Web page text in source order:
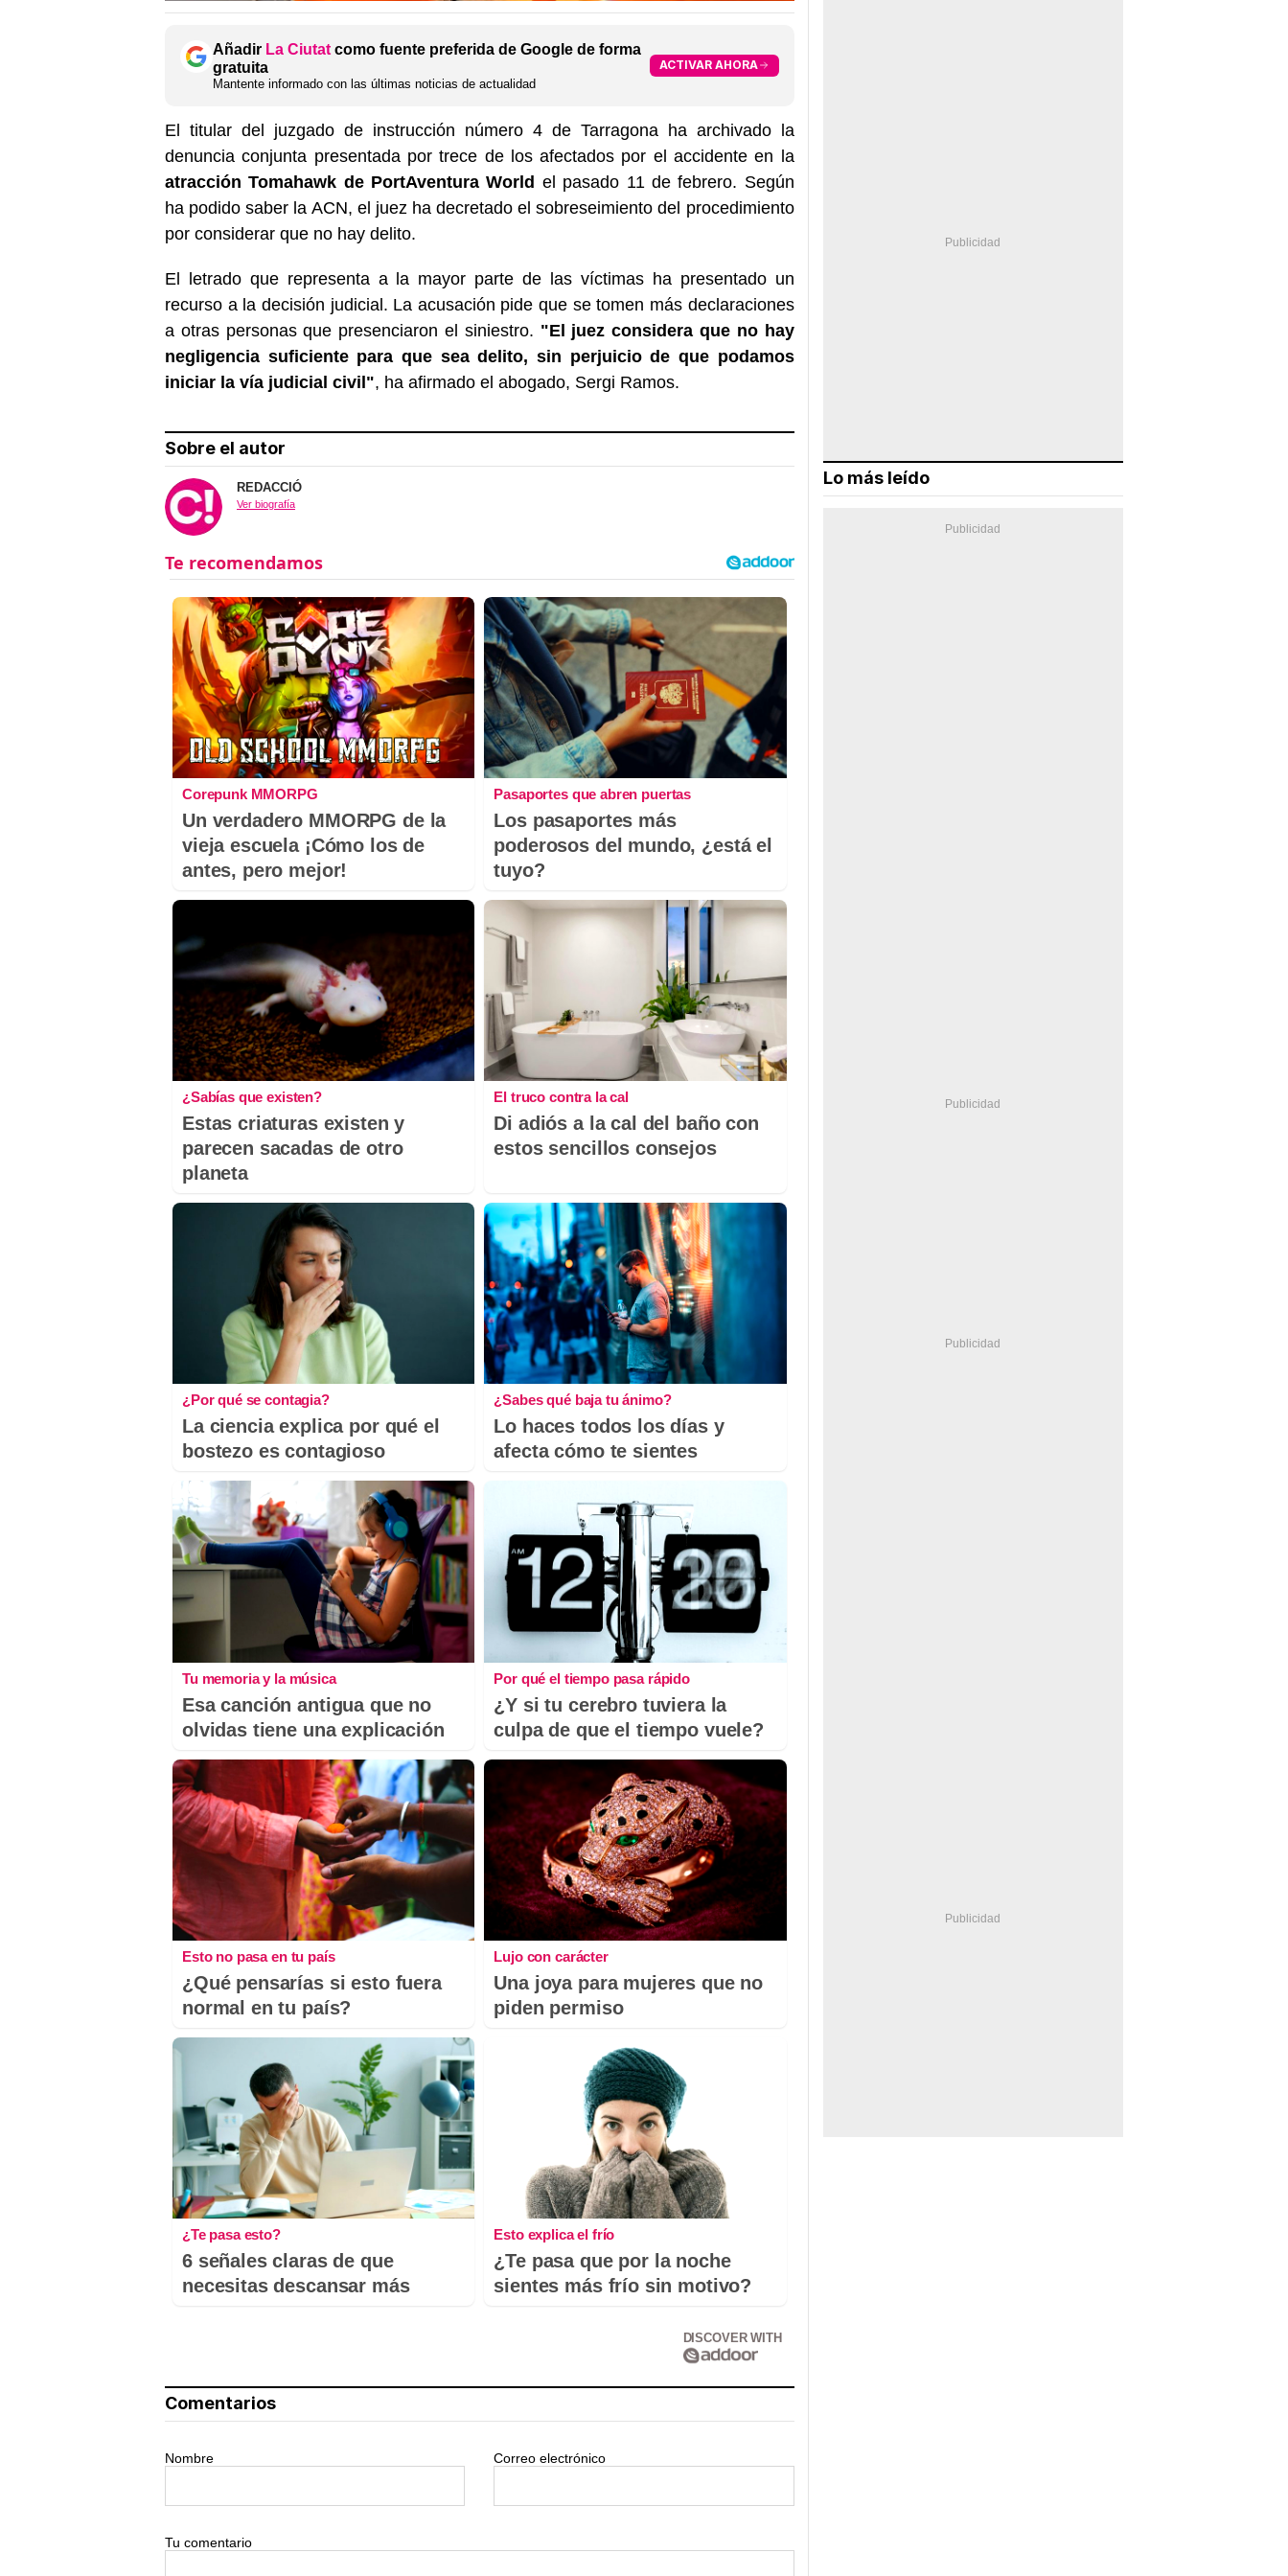
Añadir La Ciutat como fuente preferida de Google de forma
gratuita
Mantente informado con las últimas noticias de actualidad
ACTIVAR AHORA
El titular del juzgado de instrucción número 4 de Tarragona ha archivado la
denuncia conjunta presentada por trece de los afectados por el accidente en la
atracción Tomahawk de PortAventura World el pasado 11 de febrero. Según
ha podido saber la ACN, el juez ha decretado el sobreseimiento del procedimiento
por considerar que no hay delito.
El letrado que representa a la mayor parte de las víctimas ha presentado un
recurso a la decisión judicial. La acusación pide que se tomen más declaraciones
a otras personas que presenciaron el siniestro. "El juez considera que no hay
negligencia suficiente para que sea delito, sin perjuicio de que podamos
iniciar la vía judicial civil", ha afirmado el abogado, Sergi Ramos.
Sobre el autor
REDACCIÓ
Ver biografía
Corepunk MMORPG
Un verdadero MMORPG de la
vieja escuela ¡Cómo los de
antes, pero mejor!
Pasaportes que abren puertas
Los pasaportes más
poderosos del mundo, ¿está el
tuyo?
¿Sabías que existen?
Estas criaturas existen y
parecen sacadas de otro
planeta
El truco contra la cal
Di adiós a la cal del baño con
estos sencillos consejos
¿Por qué se contagia?
La ciencia explica por qué el
bostezo es contagioso
¿Sabes qué baja tu ánimo?
Lo haces todos los días y
afecta cómo te sientes
Tu memoria y la música
Esa canción antigua que no
olvidas tiene una explicación
Por qué el tiempo pasa rápido
¿Y si tu cerebro tuviera la
culpa de que el tiempo vuele?
Esto no pasa en tu país
¿Qué pensarías si esto fuera
normal en tu país?
Lujo con carácter
Una joya para mujeres que no
piden permiso
¿Te pasa esto?
6 señales claras de que
necesitas descansar más
Esto explica el frío
¿Te pasa que por la noche
sientes más frío sin motivo?
DISCOVER WITH
Comentarios
Nombre Correo electrónico
Tu comentario
Lo más leído